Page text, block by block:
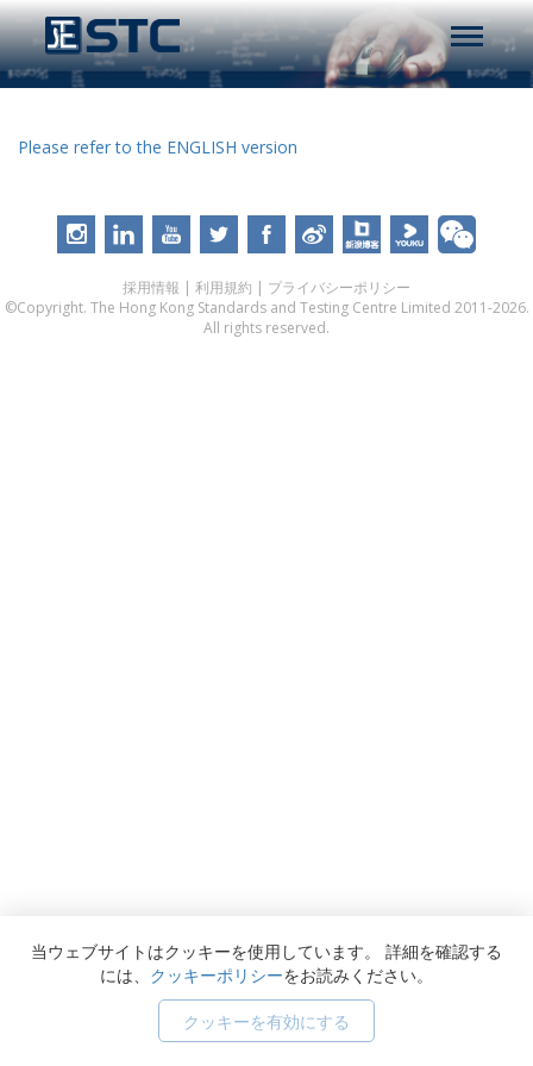
Please refer to the ENGLISH version
採用情報 | 利用規約 | プライバシーポリシー
©Copyright. The Hong Kong Standards and Testing Centre Limited 2011-2026.
All rights reserved.
当ウェブサイトはクッキーを使用しています。 詳細を確認する
には、 クッキーポリシーをお読みください。
クッキーを有効にする